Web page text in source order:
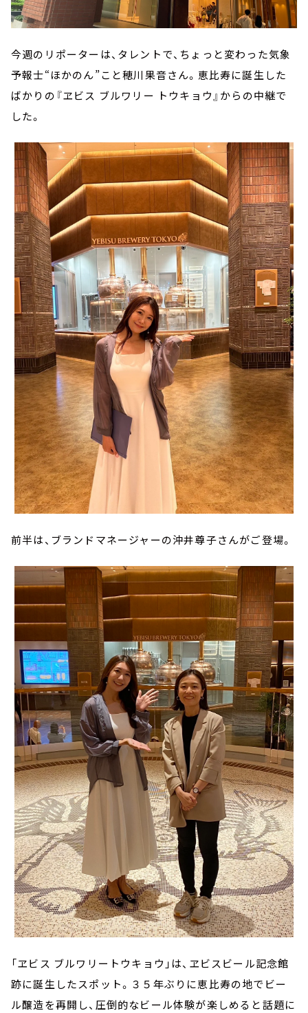
今週のリポーターは、タレントで、ちょっと変わった気象
予報士“ほかのん”こと穂川果音さん。恵比寿に誕生した
ばかりの『ヱビス ブルワリー トウキョウ』からの中継で
した。
前半は、ブランドマネージャーの沖井尊子さんがご登場。
「ヱビス ブルワリートウキョウ」は、ヱビスビール記念館
跡に誕生したスポット。３５年ぶりに恵比寿の地でビー
ル醸造を再開し、圧倒的なビール体験が楽しめると話題に